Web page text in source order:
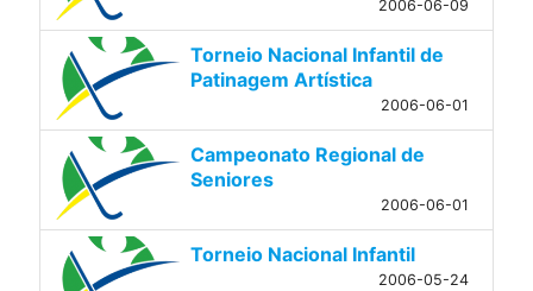
2006-06-09
Torneio Nacional Infantil de
Patinagem Artística
2006-06-01
Campeonato Regional de
Seniores
2006-06-01
Torneio Nacional Infantil
2006-05-24